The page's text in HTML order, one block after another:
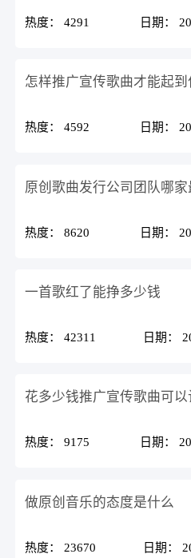
热度： 4291 日期：
怎样推广宣传歌曲才能起到
热度： 4592 日期：
原创歌曲发行公司团队哪家
热度： 8620 日期：
一首歌红了能挣多少钱
热度： 42311 日期：
花多少钱推广宣传歌曲可
热度： 9175 日期：
做原创音乐的态度是什么
热度： 23670 日期：